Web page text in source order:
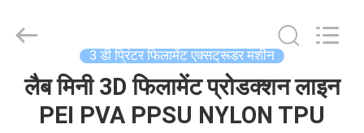
घर
3 डी प्रिंटर फिलामेंट एक्सट्रूडर मशीन
लैब मिनी 3D फिलामेंट प्रोडक्शन लाइन
PEI PVA PPSU NYLON TPU